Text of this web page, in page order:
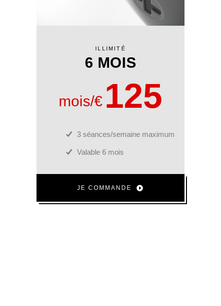
ILLIMITÉ
6 MOIS
mois/€ 125
3 séances/semaine maximum
Valable 6 mois
JE COMMANDE